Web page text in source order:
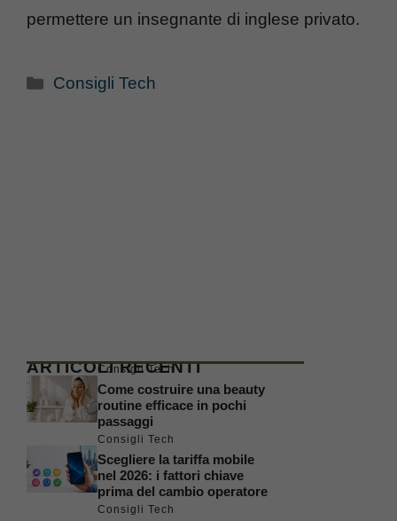
permettere un insegnante di inglese privato.
Categorie
Consigli Tech
ARTICOLI RECENTI
Consigli Tech
Come costruire una beauty
routine efficace in pochi
passaggi
Consigli Tech
Scegliere la tariffa mobile
nel 2026: i fattori chiave
prima del cambio operatore
Consigli Tech